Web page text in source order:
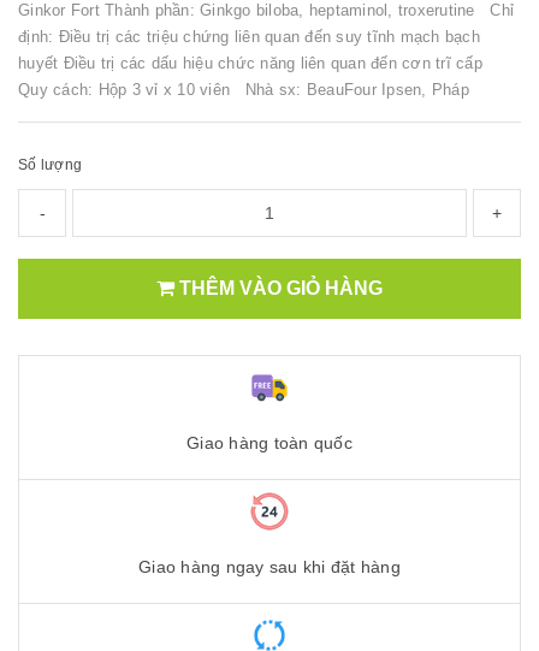
Ginkor Fort Thành phần: Ginkgo biloba, heptaminol, troxerutine Chỉ
định: Điều trị các triệu chứng liên quan đến suy tĩnh mạch bạch
huyết Điều trị các dấu hiệu chức năng liên quan đến cơn trĩ cấp
Quy cách: Hộp 3 vỉ x 10 viên Nhà sx: BeauFour Ipsen, Pháp
Số lượng
- +
THÊM VÀO GIỎ HÀNG
Giao hàng toàn quốc
Giao hàng ngay sau khi đặt hàng